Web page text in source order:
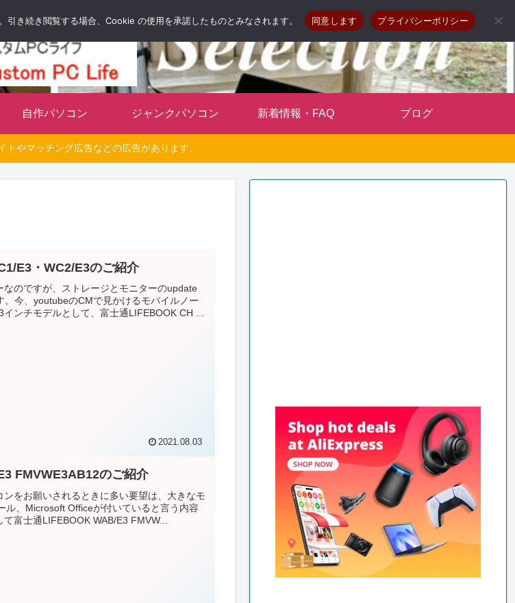
のオリジナルパソコンを持とう
自作パソコン ジャンクパソコン 新着情報・FAQ ブログ
トやマッチング広告などの広告があります。
E3・WC2/E3のご紹介
のですが、ストレージとモニターのupdate
今、youtubeのCMで見かけるモバイルノー
ンチモデルとして、富士通LIFEBOOK CH ...
2021.08.03
FMVWE3AB12のご紹介
をお願いされるときに多い要望は、大きなモ
ル、Microsoft Officeが付いていると言う内容
富士通LIFEBOOK WAB/E3 FMVW...
き続き閲覧する場合、Cookie の使用を承諾したものとみなされます。 同意します プライバシーポリシー